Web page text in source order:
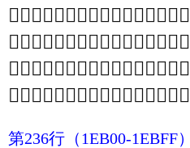
𞪤
𞪥
𞪦
𞪧
𞪨
𞪩
𞪪
𞪫
𞪬
𞪭
𞪮
𞪯
𞪰
𞪱
𞪲
𞪳
𞫂
𞫃
𞫄
𞫅
𞫆
𞫇
𞫈
𞫉
𞫊
𞫋
𞫌
𞫍
𞫎
𞫏
𞫐
𞫑
𞫠
𞫡
𞫢
𞫣
𞫤
𞫥
𞫦
𞫧
𞫨
𞫩
𞫪
𞫫
𞫬
𞫭
𞫮
𞫯
𞫰
𞫱
𞫲
𞫳
𞫴
𞫵
𞫶
𞫷
𞫸
𞫹
𞫺
𞫻
𞫼
𞫽
𞫾
𞫿
第236行 （1EB00-1EBFF）